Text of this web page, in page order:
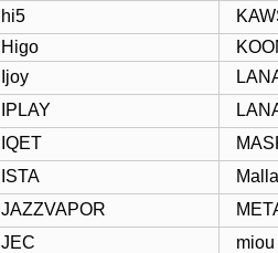
hi5
Higo
Ijoy
IPLAY
IQET
ISTA
JAZZVAPOR
JEC
miou